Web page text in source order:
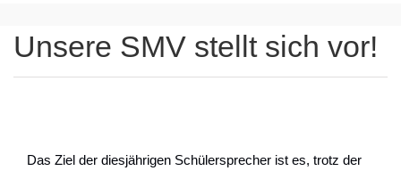
Unsere SMV stellt sich vor!
Das Ziel der diesjährigen Schülersprecher ist es, trotz der